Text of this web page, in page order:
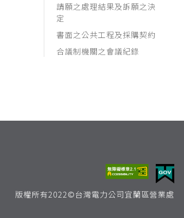
請願之處理結果及訴願之決
定
書面之公共工程及採購契約
合議制機關之會議紀錄
版權所有2022©台灣電力公司宜蘭區營業處